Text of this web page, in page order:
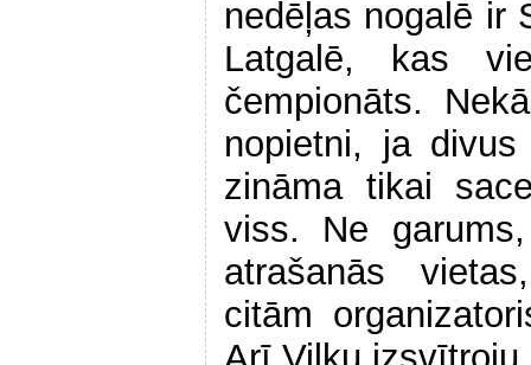
nedēļas nogalē ir
Latgalē, kas
čempionāts.
nopietni, ja
zināma tikai
viss. Ne
atrašanās
citām